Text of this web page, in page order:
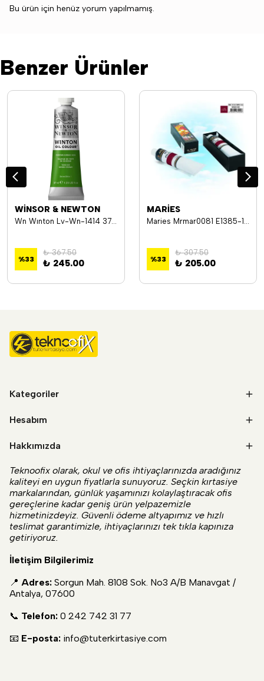
Bu ürün için henüz yorum yapılmamış.
Benzer Ürünler
WİNSOR & NEWTON
Wn Wınton Lv-Wn-1414 37Ml (11) Chrome Green 145
%33
₺ 367.50
₺ 245.00
MARİES
Maries Mrmar0081 E1385-11 (403) 170Ml Yağlı Boya
%33
₺ 307.50
₺ 205.00
Kategoriler
Hesabım
Hakkımızda
Teknoofix olarak, okul ve ofis ihtiyaçlarınızda aradığınız
kaliteyi en uygun fiyatlarla sunuyoruz. Seçkin kırtasiye
markalarından, günlük yaşamınızı kolaylaştıracak ofis
gereçlerine kadar geniş ürün yelpazemizle
hizmetinizdeyiz. Güvenli ödeme altyapımız ve hızlı
teslimat garantimizle, ihtiyaçlarınızı tek tıkla kapınıza
getiriyoruz.
İletişim Bilgilerimiz
📍 Adres: Sorgun Mah. 8108 Sok. No3 A/B Manavgat /
Antalya, 07600
📞 Telefon: 0 242 742 31 77
📧 E-posta: info@tuterkirtasiye.com